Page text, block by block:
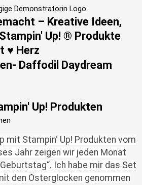
– Kreative Ideen,
Up! ® Produkte
♥ Herz
Daffodil Daydream
Up! Produkten
mit Stampin‘ Up! Produkten vom
Jahr zeigen wir jeden Monat
Ich habe mir das Set
den Osterglocken genommen